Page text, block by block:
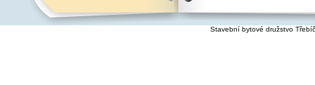
Stavební bytové družstvo